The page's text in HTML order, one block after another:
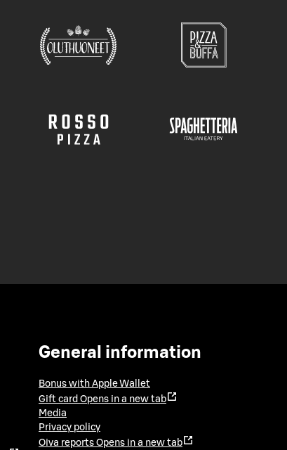
General information
Bonus with Apple Wallet
Gift card Opens in a new tab
Media
Privacy policy
Oiva reports Opens in a new tab